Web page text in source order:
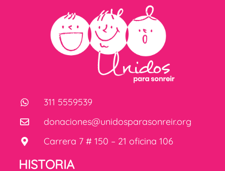
311 5559539
donaciones@unidosparasonreir.org
Carrera 7 # 150 – 21 oficina 106
HISTORIA